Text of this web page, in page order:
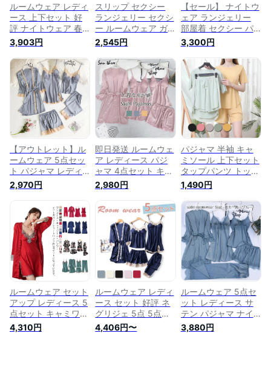
ルームウェア レディ
ース 上下セット 好
評 ナイトウェア 春
冬 夏 秋 セクシー 可
愛い ショートパンツ
セット かわいい ル
ームウエア キャミソ
ール カップ付き レ
ース ネグリジェ 部
屋着 セットアップ 5
点セット パジャマ
寝巻き おしゃれ パ
ンツ ナイトガウン
3,903円
スリップ セクシー
ランジェリー セクシ
ー ルームウェア ガ
ウン かわいい 上下
セット ワンピース
サテン キャミソール
レース sexy lingerie
ナイトガウン 2点セ
ット ピンク ナイト
ウェア パジャマ レ
ディース 春 夏 秋冬
2,545円
【セール】 ナイトウ
ェア ランジェリー
部屋着 セクシー パ
ジャマ セット 上下
おしゃれ ルームウェ
ア ナイトウェア ナ
イトガウン レディー
ス キャミソール パ
ンツ 可愛い 寝間着
女性用 サテン 送料
無料
3,300円
【アウトレット】ル
ームウェア 5点セッ
ト パジャマ レディ
ース ナイトウェア
上下セット ナイトガ
ショートパンツ パン
ツ ワンピ—ス ベビ
ードール パッド付き
部屋着 サテン セク
シー 可愛い お洒落
オールシーズン
［Santhree］
2,970円
即日発送 ルームウェ
ア レディース パジ
ャマ 4点セット キャ
ミソール ショートパ
ンツ ワンピース ナ
イトガウン ベビード
ール セクシー ラン
ジェリ— ナイトウェ
ア 長袖 ズボン パン
ツ 上下 セット 可愛
い 部屋着 寝巻着 サ
テン M L XL 送料無
料
2,980円
パジャマ 半袖 キャ
ミソール 上下セット
タップパンツ トップ
＆ショートパンツセ
ット 婦人服 肌着 部
屋着 リブ 柔らかい
おしゃれ 大人用 か
わいい 無地 短パン
寝巻 ルームウェア
夏 ナイトウェア ナ
イトガウン セクシー
ランジェリー 下着
ネグリジェ 女の子
レディース
1,490円
ルームウェア セット
アップ レディース 5
点セット キャミワン
ピース キャミソール
ナイトガウン ショー
4,310円
ルームウェア レディ
ース セット 好評 ネ
グリジェ 5点 5点セ
ット ナイトウェア
サテン 上下セット
4,406円〜
ルームウェア 5点セ
ット レディース サ
テン パジャマ ナイ
トウェア パッド付き
キャミソール ショー
3,880円